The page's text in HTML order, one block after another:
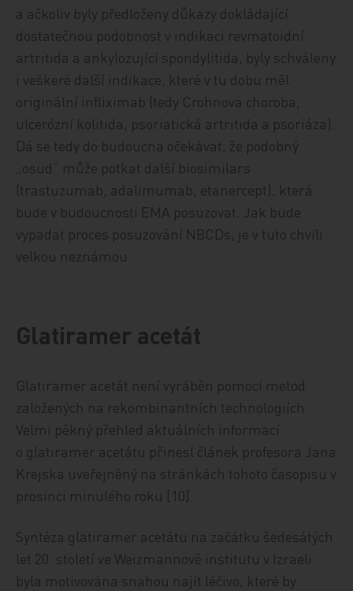
a ačkoliv byly předloženy důkazy dokládající
dostatečnou podobnost v indikaci revmatoidní
artritida a ankylozující spondylitida, byly schváleny
i veškeré další indikace, které v tu dobu měl
originální infliximab (tedy Crohnova choroba,
ulcerózní kolitida, psoriatická artritida a psoriáza).
Dá se tedy do budoucna očekávat, že podobný
„osud“ může potkat další biosimilars
(trastuzumab, adalimumab, etanercept), která
bude v budoucnosti EMA posuzovat. Jak bude
vypadat proces posuzování NBCDs, je v tuto chvíli
velkou neznámou.
Glatiramer acetát
Glatiramer acetát není vyráběn pomocí metod
založených na rekombinantních technologiích.
Velmi pěkný přehled aktuálních informací
o glatiramer acetátu přinesl článek profesora Jana
Krejska uveřejněný na stránkách tohoto časopisu v
prosinci minulého roku [10].
Syntéza glatiramer acetátu na začátku šedesátých
let 20. století ve Weizmannově institutu v Izraeli
byla motivována snahou najít léčivo, které by